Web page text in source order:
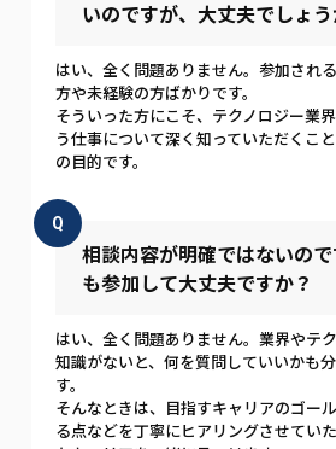
いのですが、大丈夫でしょう
はい、全く問題ありません。参加され
方や未経験の方ばかりです。
そういった方にこそ、テクノロジー業
う仕事について深く知っていただくこ
の目的です。
Q
相談内容が明確ではないの
も参加して大丈夫ですか？
はい、全く問題ありません。業界やテ
知識がないと、何を質問していいかも
す。
そんなときは、目指すキャリアのゴー
る点などを丁寧にヒアリングさせてい